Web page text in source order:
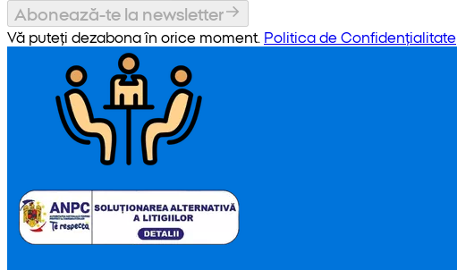
Abonează-te la newsletter
Vă puteți dezabona în orice moment. Politica de Confidențialitate